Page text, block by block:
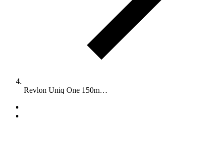
Revlon Uniq One 150m…